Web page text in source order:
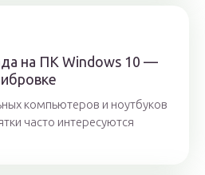
на ПК Windows 10 —
компьютеров и ноутбуков
часто интересуются